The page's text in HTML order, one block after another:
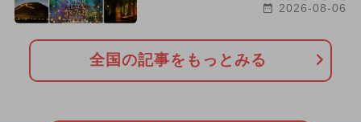
2026-08-06
全国の記事をもっとみる